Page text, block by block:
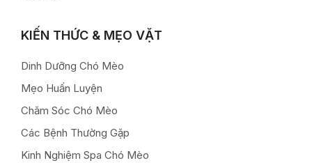
KIẾN THỨC & MẸO VẶT
Dinh Dưỡng Chó Mèo
Mẹo Huấn Luyện
Chăm Sóc Chó Mèo
Các Bệnh Thường Gặp
Kinh Nghiệm Spa Chó Mèo